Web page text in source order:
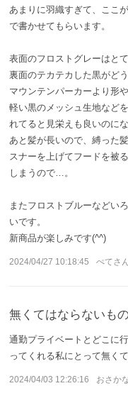
ご利用ガイド
ご注文方法
お届けについて
交換・返品
修理 ・保証
よくあるご質問・お問い合
アカウント
あまりに羽織すぎて、ここ
で書かせてもらいます。
表面のフロストグレーはと
裏面のテカテカした黒がど
マウンテンパーカーより形
軽い黒のメッシュ生地など
れてると見栄えも良いのに
あと髪が長いので、縛った
スナーを上げてフードを被
しまうので…。
またフロストブルーなどい
いです。
新商品が楽しみです(^^)
2024/04/27 10:18:45 ぺてさ
無くてはならないも
通勤プライベートとどこに
ってくれる私にとって無く
2024/04/03 12:26:16 おさか